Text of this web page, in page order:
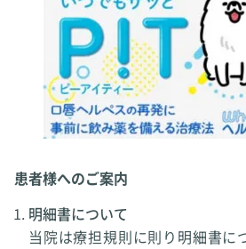
患者様へのご案内
明細書について
当院は療担規則に則り明細書に